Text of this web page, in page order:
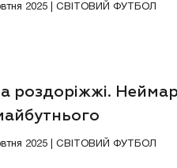
2025 | СВІТОВИЙ ФУТБОЛ
роздоріжжі.
2025 | СВІТОВИЙ ФУТБОЛ